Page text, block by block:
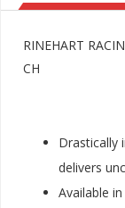
RINEHART
CH
Drastically
delivers
Available